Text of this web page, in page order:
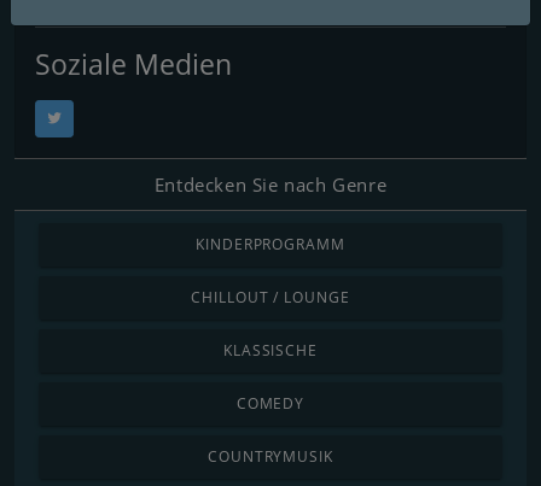
Soziale Medien
Entdecken Sie nach Genre
KINDERPROGRAMM
CHILLOUT / LOUNGE
KLASSISCHE
COMEDY
COUNTRYMUSIK